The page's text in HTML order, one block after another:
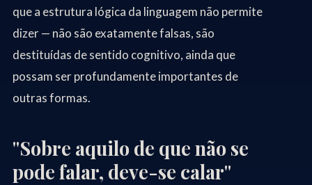
que a estrutura lógica da linguagem não permite
dizer — não são exatamente falsas, são
destituídas de sentido cognitivo, ainda que
possam ser profundamente importantes de
outras formas.
"Sobre aquilo de que não se
pode falar, deve-se calar"